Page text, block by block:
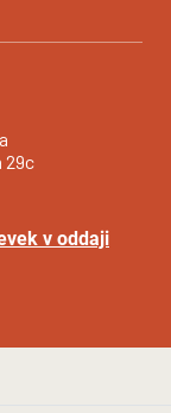
29c
v oddaji